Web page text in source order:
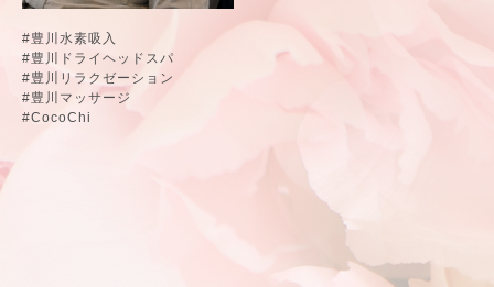
#豊川水素吸入
#豊川ドライヘッドスパ
#豊川リラクゼーション
#豊川マッサージ
#CocoChi